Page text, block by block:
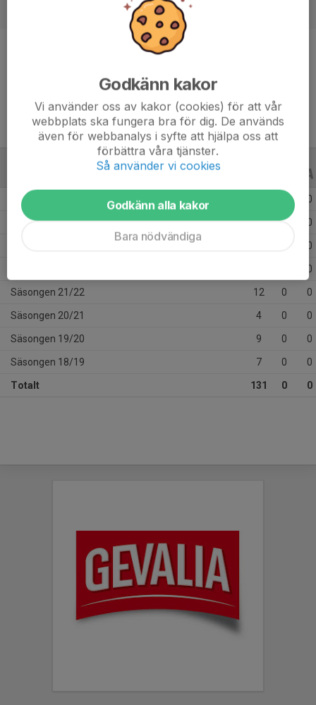
15 år
Säsongen 25/26 0
Säsongen 24/25 30 0 0
0
0
Säsongen 21/22 12 0 0
Säsongen 20/21 4 0 0
Säsongen 19/20 9 0 0
Säsongen 18/19 7 0 0
Totalt 131 0 0
Godkänn kakor
Vi använder oss av kakor (cookies) för att vår
webbplats ska fungera bra för dig. De används
även för webbanalys i syfte att hjälpa oss att
förbättra våra tjänster.
Så använder vi cookies
Godkänn alla kakor
Bara nödvändiga